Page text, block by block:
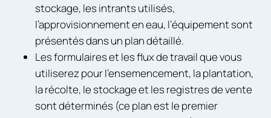
stockage, les intrants utilisés,
l’approvisionnement en eau, l’équipement sont
présentés dans un plan détaillé.
Les formulaires et les flux de travail que vous
utiliserez pour l’ensemencement, la plantation,
la récolte, le stockage et les registres de vente
sont déterminés (ce plan est le premier